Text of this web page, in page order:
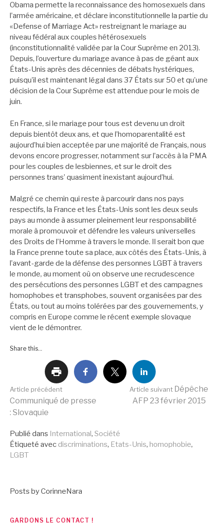
Obama permette la reconnaissance des homosexuels dans
l’armée américaine, et déclare inconstitutionnelle la partie du
«Defense of Marriage Act» restreignant le mariage au
niveau fédéral aux couples hétérosexuels
(inconstitutionnalité validée par la Cour Suprême en 2013).
Depuis, l’ouverture du mariage avance à pas de géant aux
États-Unis après des décennies de débats hystériques,
puisqu’il est maintenant légal dans 37 États sur 50 et qu’une
décision de la Cour Suprême est attendue pour le mois de
juin.
En France, si le mariage pour tous est devenu un droit
depuis bientôt deux ans, et que l’homoparentalité est
aujourd’hui bien acceptée par une majorité de Français, nous
devons encore progresser, notamment sur l’accès à la PMA
pour les couples de lesbiennes, et sur le droit des
personnes trans’ quasiment inexistant aujourd’hui.
Malgré ce chemin qui reste à parcourir dans nos pays
respectifs, la France et les États-Unis sont les deux seuls
pays au monde à assumer pleinement leur responsabilité
morale à promouvoir et défendre les valeurs universelles
des Droits de l’Homme à travers le monde. Il serait bon que
la France prenne toute sa place, aux côtés des États-Unis, à
l’avant-garde de la défense des personnes LGBT à travers
le monde, au moment où on observe une recrudescence
des persécutions des personnes LGBT et des campagnes
homophobes et transphobes, souvent organisées par des
États, ou tout au moins tolérées par des gouvernements, y
compris en Europe comme le récent exemple slovaque
vient de le démontrer.
Share this...
Lire
la
suite
Article précédent
Communiqué de presse
: Slovaquie
Article suivant Dépêche
AFP 23 février 2015
Publié dans International, Société
Étiqueté avec discriminations, Etats-Unis, homophobie,
LGBT
Posts by CorinneNara
GARDONS LE CONTACT !